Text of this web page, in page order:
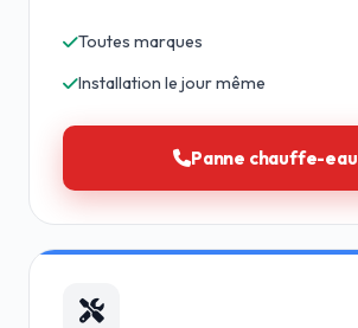
Toutes marques
Installation le jour même
Panne chauffe-eau